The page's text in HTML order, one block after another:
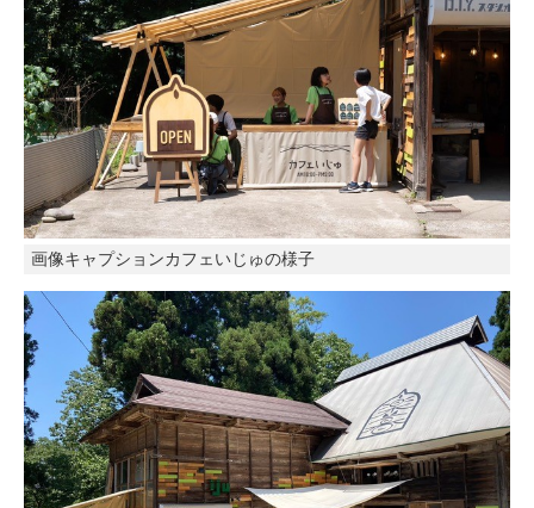
画像キャプションカフェいじゅの様子